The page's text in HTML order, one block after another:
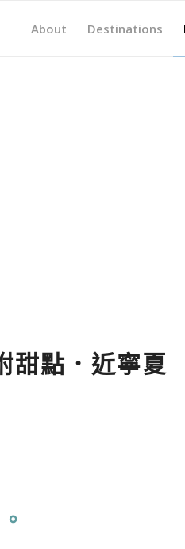
About Destinations
甜點．近寧夏